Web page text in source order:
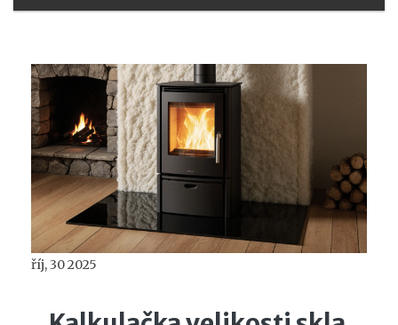
říj, 30 2025